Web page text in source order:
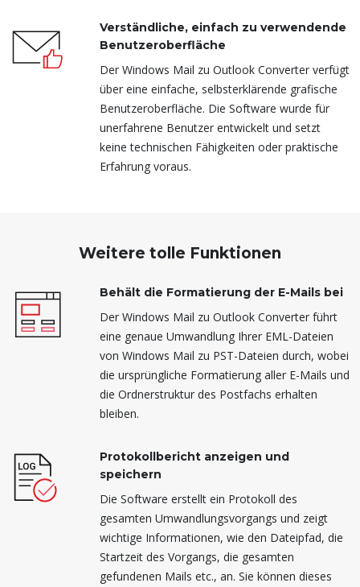
Verständliche, einfach zu verwendende
Benutzeroberfläche
Der Windows Mail zu Outlook Converter verfügt
über eine einfache, selbsterklärende grafische
Benutzeroberfläche. Die Software wurde für
unerfahrene Benutzer entwickelt und setzt
keine technischen Fähigkeiten oder praktische
Erfahrung voraus.
Weitere tolle Funktionen
Behält die Formatierung der E-Mails bei
Der Windows Mail zu Outlook Converter führt
eine genaue Umwandlung Ihrer EML-Dateien
von Windows Mail zu PST-Dateien durch, wobei
die ursprüngliche Formatierung aller E-Mails und
die Ordnerstruktur des Postfachs erhalten
bleiben.
Protokollbericht anzeigen und
speichern
Die Software erstellt ein Protokoll des
gesamten Umwandlungsvorgangs und zeigt
wichtige Informationen, wie den Dateipfad, die
Startzeit des Vorgangs, die gesamten
gefundenen Mails etc., an. Sie können dieses